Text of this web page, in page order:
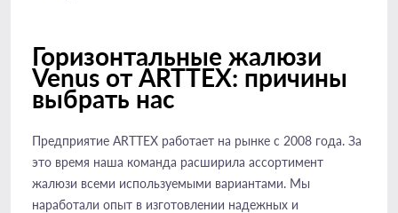
Горизонтальные жалюзи
Venus от ARTTEX: причины
выбрать нас
Предприятие ARTTEX работает на рынке с 2008 года. За
это время наша команда расширила ассортимент
жалюзи всеми используемыми вариантами. Мы
наработали опыт в изготовлении надежных и